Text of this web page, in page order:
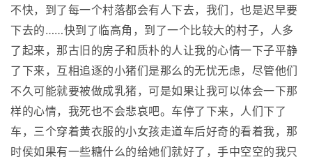
不快，到了每一个村落都会有人下去，我们，也是迟早要
下去的……快到了临高角，到了一个比较大的村子，人多
了起来，那古旧的房子和质朴的人让我的心情一下子平静
了下来，互相追逐的小猪们是那么的无忧无虑，尽管他们
不久可能就要被做成乳猪，可是如果让我可以体会一下那
样的心情，我死也不会悲哀吧。车停了下来，人们下了
车，三个穿着黄衣服的小女孩走道车后好奇的看着我，那
时侯如果有一些糖什么的给她们就好了，手中空空的我只